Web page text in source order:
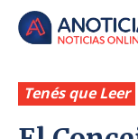
Tenés que Leer